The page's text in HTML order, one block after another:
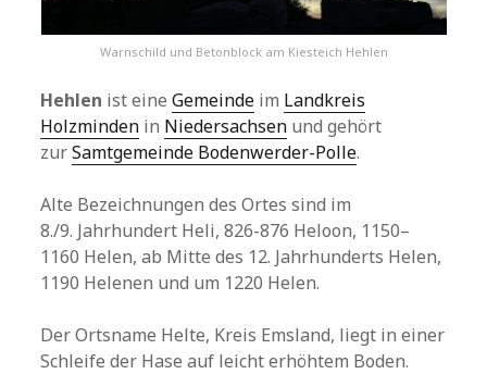
Warnschild und Betonblock am Kiesteich Hehlen
Hehlen ist eineGemeinde im Landkreis
Holzminden in Niedersachsen und gehört
zurSamtgemeinde Bodenwerder-Polle.
Alte Bezeichnungen des Ortes sind im
8./9. Jahrhundert Heli, 826-876 Heloon, 1150–
1160 Helen, ab Mitte des 12. Jahrhunderts Helen,
1190 Helenen und um 1220 Helen.
Der Ortsname Helte, Kreis Emsland, liegt in einer
Schleife der Hase auf leicht erhöhtem Boden.